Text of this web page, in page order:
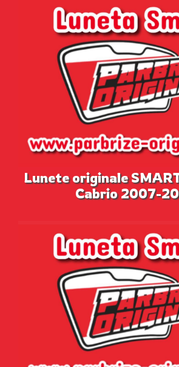
Lunete originale
Cabrio 2007-